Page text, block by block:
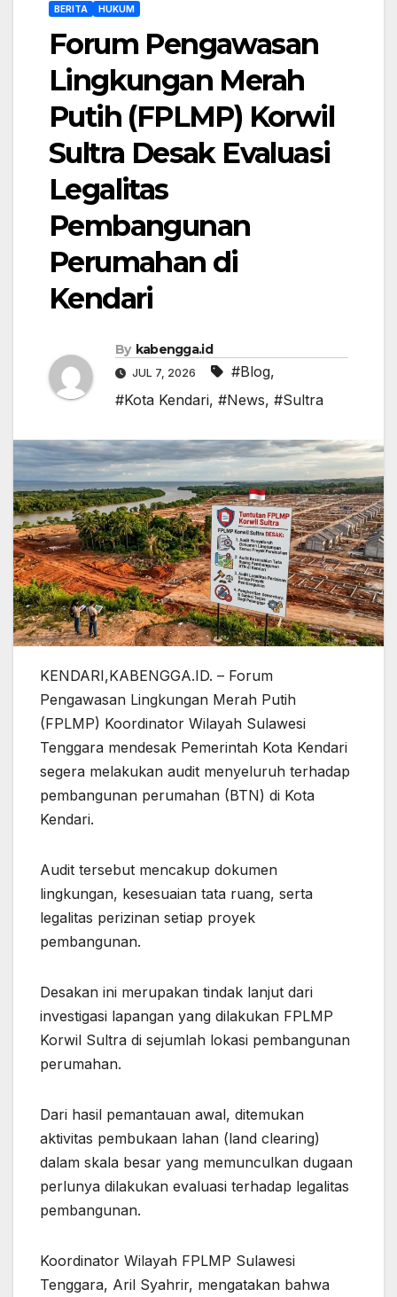
BERITA HUKUM
Forum Pengawasan
Lingkungan Merah
Putih (FPLMP) Korwil
Sultra Desak Evaluasi
Legalitas
Pembangunan
Perumahan di
Kendari
By kabengga.id
JUL 7, 2026 #Blog,
#Kota Kendari, #News, #Sultra
KENDARI,KABENGGA.ID. – Forum
Pengawasan Lingkungan Merah Putih
(FPLMP) Koordinator Wilayah Sulawesi
Tenggara mendesak Pemerintah Kota Kendari
segera melakukan audit menyeluruh terhadap
pembangunan perumahan (BTN) di Kota
Kendari.
Audit tersebut mencakup dokumen
lingkungan, kesesuaian tata ruang, serta
legalitas perizinan setiap proyek
pembangunan.
Desakan ini merupakan tindak lanjut dari
investigasi lapangan yang dilakukan FPLMP
Korwil Sultra di sejumlah lokasi pembangunan
perumahan.
Dari hasil pemantauan awal, ditemukan
aktivitas pembukaan lahan (land clearing)
dalam skala besar yang memunculkan dugaan
perlunya dilakukan evaluasi terhadap legalitas
pembangunan.
Koordinator Wilayah FPLMP Sulawesi
Tenggara, Aril Syahrir, mengatakan bahwa